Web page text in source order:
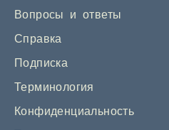
Вопросы и ответы
Справка
Подписка
Терминология
Конфиденциальность